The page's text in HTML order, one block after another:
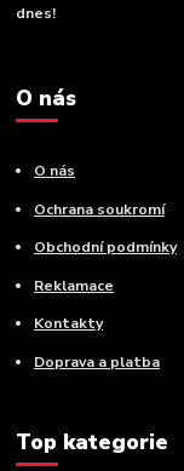
dnes!
O nás
O nás
Ochrana soukromí
Obchodní podmínky
Reklamace
Kontakty
Doprava a platba
Top kategorie